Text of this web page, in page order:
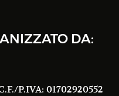
DA:
P.IVA: 01702920552